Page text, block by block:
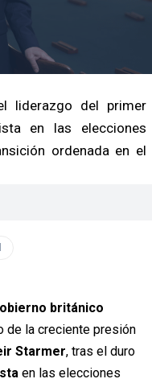
liderazgo del primer
en las elecciones
ordenada en el
británico
de la creciente presión
Starmer, tras el duro
en las elecciones